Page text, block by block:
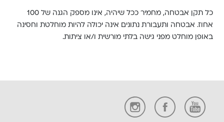
כל תקן אבטחה, מחמיר ככל שיהיה, אינו מספק הגנה של 100
אחוז. אבטחה ותעבורת נתונים אינה יכולה להיות מוחלטת וחסינה
באופן מוחלט מפני גישה בלתי מורשית ו/או ציתות.